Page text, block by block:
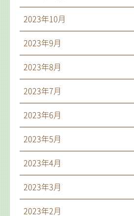
2023年10月
2023年9月
2023年8月
2023年7月
2023年6月
2023年5月
2023年4月
2023年3月
2023年2月